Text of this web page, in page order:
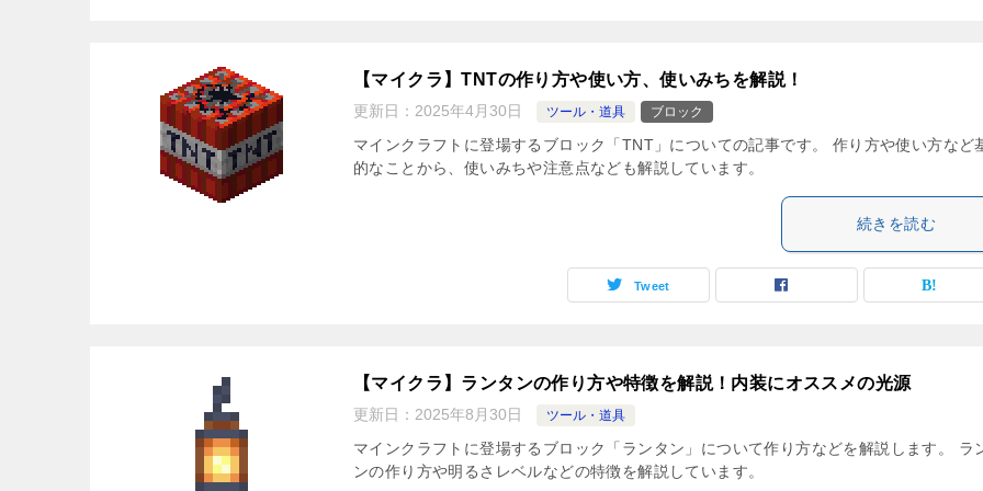
【マイクラ】TNTの作り方や使い方、使いみちを解説！
更新日： 2025年4月30日 ツール・道具 ブロック
マインクラフトに登場するブロック「TNT」についての記事です。 作り方や使い方など
的なことから、使いみちや注意点なども解説しています。
続きを読む
Tweet
【マイクラ】ランタンの作り方や特徴を解説！内装にオススメの光源
更新日： 2025年8月30日 ツール・道具
マインクラフトに登場するブロック「ランタン」について作り方などを解説します。 ラ
ンの作り方や明るさレベルなどの特徴を解説しています。